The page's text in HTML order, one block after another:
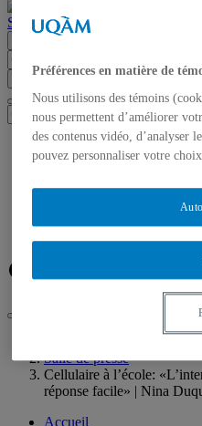
Salle de presse
Chercher dans ce site Chercher
Communiqués de presse
Plan du campus
Facebook
Salle de presse
Cellulaire à l’école:
réponse facile» | Nina
Accueil
Préférences en matière de
Nous utilisons des témoins
nous permettent d’améliorer
des contenus vidéo, d’analyser
pouvez personnaliser votre